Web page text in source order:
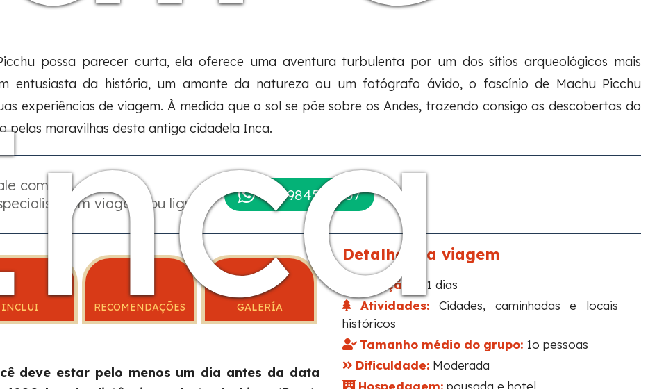
possa parecer curta, ela oferece uma aventura turbulenta por um dos sítios arqueológicos mais
entusiasta da história, um amante da natureza ou um fotógrafo ávido, o fascínio de Machu Picchu
experiências de viagem. À medida que o sol se põe sobre os Andes, trazendo consigo as descobertas do
maravilhas desta antiga cidadela Inca.
com um
em viagens ou ligue:
+51 984509207
INCLUI RECOMENDAÇÕES GALERÍA
deve estar pelo menos um dia antes da data
Detalhes da viagem
Duração:
01 dias
Atividades: Cidades, caminhadas e locais
históricos
Tamanho médio do grupo:1o pessoas
Dificuldade:Moderada